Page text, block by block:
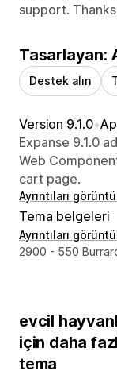
support.
Tasarlayan:
Destek alın
Version 9.1.0•
Expanse 9.1.0
Web
cart page.
Ayrıntıları
Tema belgeleri
Ayrıntıları
Tasarımcı
2900 - 550
evcil
için daha
tema